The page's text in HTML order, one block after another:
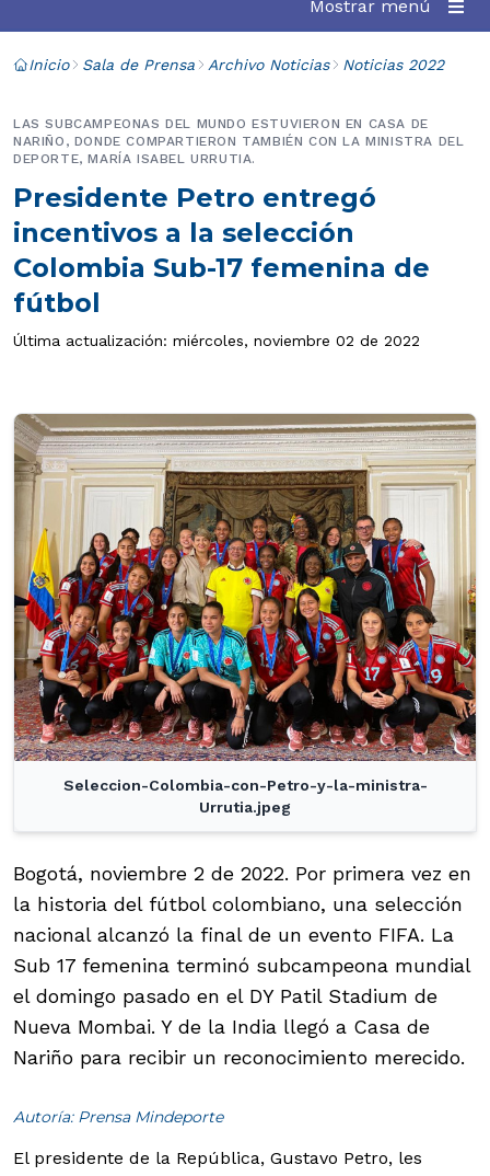
Mostrar menú
Inicio Sala de Prensa Archivo Noticias Noticias 2022
Presidente Petro entregó
incentivos a la selección
Colombia Sub-17 femenina de
fútbol
LAS SUBCAMPEONAS DEL MUNDO ESTUVIERON EN CASA DE
NARIÑO, DONDE COMPARTIERON TAMBIÉN CON LA MINISTRA DEL
DEPORTE, MARÍA ISABEL URRUTIA.
Última actualización: miércoles, noviembre 02 de 2022
Seleccion-Colombia-con-Petro-y-la-ministra-
Urrutia.jpeg
Bogotá, noviembre 2 de 2022. Por primera vez en
la historia del fútbol colombiano, una selección
nacional alcanzó la final de un evento FIFA. La
Sub 17 femenina terminó subcampeona mundial
el domingo pasado en el DY Patil Stadium de
Nueva Mombai. Y de la India llegó a Casa de
Nariño para recibir un reconocimiento merecido.
Autoría: Prensa Mindeporte
El presidente de la República, Gustavo Petro, les